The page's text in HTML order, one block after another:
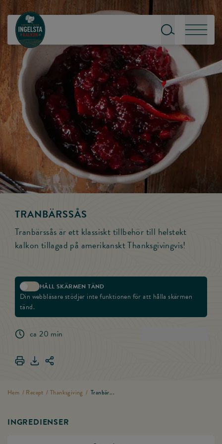
Till startsidan
Sök
Meny
TRANBÄRSSÅS
Tranbärssås är ett klassiskt tillbehör till helstekt
kalkon tillagad på amerikanskt Thanksgivingvis!
Aktivera skärmlås
HÅLL SKÄRMEN TÄND
Din webbläsare stödjer inte funktionen för att hålla skärmen
tänd.
ca 20 min
Skriv ut Tranbärssås
Ladda ner Tranbärssås
Dela länken för Tranbärssås
Hem / Recept /Thanksgiving / Tranbär...
INGREDIENSER